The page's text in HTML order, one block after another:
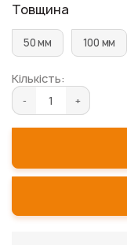
Товщина
50 мм 100 мм
Кількість: